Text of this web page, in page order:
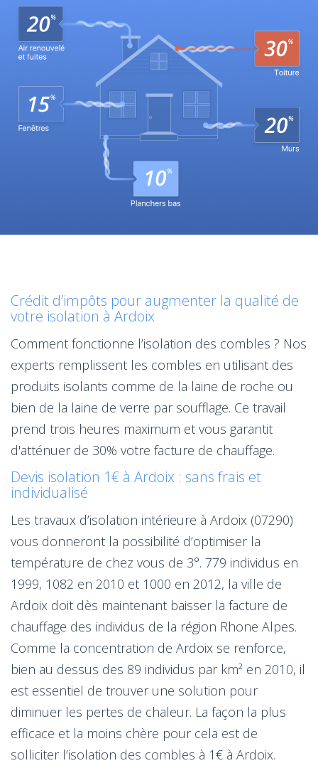
Crédit d’impôts pour augmenter la qualité de
votre isolation à Ardoix
Comment fonctionne l’isolation des combles ? Nos
experts remplissent les combles en utilisant des
produits isolants comme de la laine de roche ou
bien de la laine de verre par soufflage. Ce travail
prend trois heures maximum et vous garantit
d'atténuer de 30% votre facture de chauffage.
Devis isolation 1€ à Ardoix : sans frais et
individualisé
Les travaux d’isolation intérieure à Ardoix (07290)
vous donneront la possibilité d’optimiser la
température de chez vous de 3°. 779 individus en
1999, 1082 en 2010 et 1000 en 2012, la ville de
Ardoix doit dès maintenant baisser la facture de
chauffage des individus de la région Rhone Alpes.
Comme la concentration de Ardoix se renforce,
bien au dessus des 89 individus par km² en 2010, il
est essentiel de trouver une solution pour
diminuer les pertes de chaleur. La façon la plus
efficace et la moins chère pour cela est de
solliciter l’isolation des combles à 1€ à Ardoix.